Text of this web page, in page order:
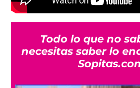
Todo lo que no
necesitas saber lo